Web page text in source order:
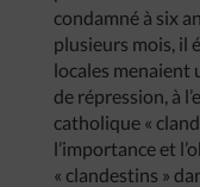
condamné à six
plusieurs mois, il
locales menaient
de répression, à
catholique «
l’importance et
« clandestins »